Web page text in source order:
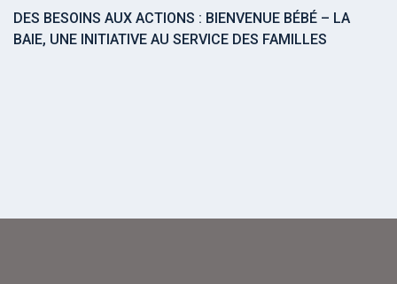
DES BESOINS AUX ACTIONS : BIENVENUE BÉBÉ – LA
BAIE, UNE INITIATIVE AU SERVICE DES FAMILLES